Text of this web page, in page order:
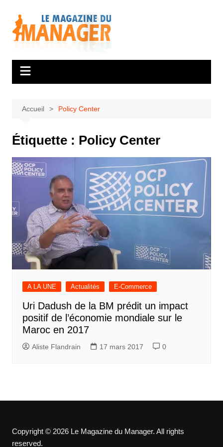
contenu
Accueil Policy Center
Étiquette : Policy Center
A LA UNE Actualités E-Commerce
Uri Dadush de la BM prédit un impact
positif de l’économie mondiale sur le
Maroc en 2017
Aliste Flandrain 17 mars 2017 0
Copyright © 2026 Le Magazine du Manager. All rights
reserved.